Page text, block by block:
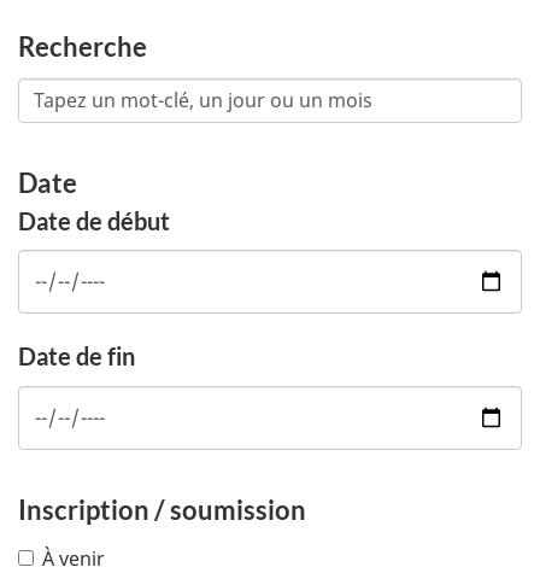
Recherche
Date
Date de début
Date de fin
Inscription / soumission
À venir